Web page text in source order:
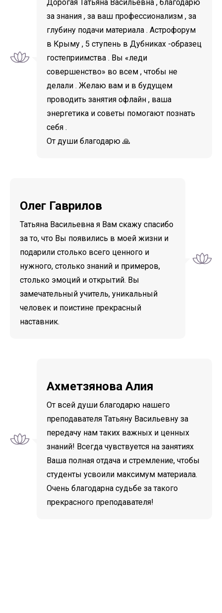
Дорогая Татьяна Васильевна , благодарю
за знания , за ваш профессионализм , за
глубину подачи материала . Астрофорум
в Крыму , 5 ступень в Дубниках -образец
гостеприимства . Вы «леди
совершенство» во всем , чтобы не
делали . Желаю вам и в будущем
проводить занятия офлайн , ваша
энергетика и советы помогают познать
себя .
От души благодарю 🙏
Олег Гаврилов
Татьяна Васильевна я Вам скажу спасибо
за то, что Вы появились в моей жизни и
подарили столько всего ценного и
нужного, столько знаний и примеров,
столько эмоций и открытий. Вы
замечательный учитель, уникальный
человек и поистине прекрасный
наставник.
Ахметзянова Алия
От всей души благодарю нашего
преподавателя Татьяну Васильевну за
передачу нам таких важных и ценных
знаний! Всегда чувствуется на занятиях
Ваша полная отдача и стремление, чтобы
студенты усвоили максимум материала.
Очень благодарна судьбе за такого
прекрасного преподавателя!